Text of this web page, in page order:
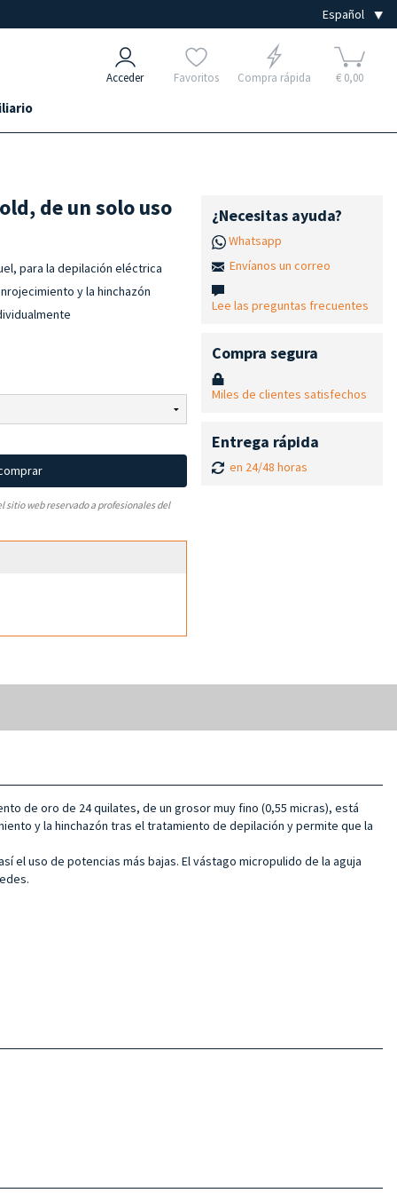
Acceder Favoritos Compra rápida € 0,00
de un solo uso
para la depilación eléctrica
y la hinchazón
sitio web reservado a profesionales del
¿Necesitas ayuda?
Whatsapp
Envíanos un correo
Lee las preguntas frecuentes
Compra segura
Miles de clientes satisfechos
Entrega rápida
en 24/48 horas
de oro de 24 quilates, de un grosor muy fino (0,55 micras), está
y la hinchazón tras el tratamiento de depilación y permite que la
el uso de potencias más bajas. El vástago micropulido de la aguja